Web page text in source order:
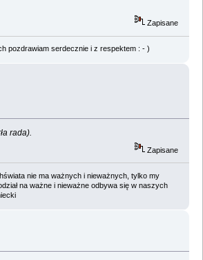
Zapisane
pozdrawiam serdecznie i z respektem : - )
rada).
Zapisane
nie ma ważnych i nieważnych, tylko my
na ważne i nieważne odbywa się w naszych